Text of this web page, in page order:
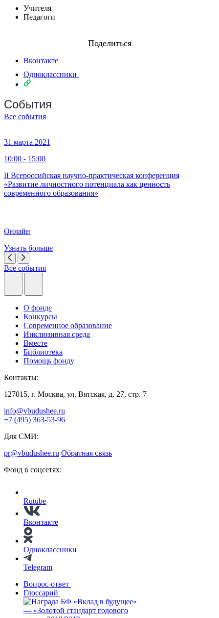
Учителя
Педагоги
Поделиться
Вконтакте
Одноклассники
События
Все события
31 марта 2021
10:00 - 15:00
II Всероссийская научно-практическая конференция
«Развитие личностного потенциала как ценность
современного образования»
Онлайн
Узнать больше
Все события
О фонде
Конкурсы
Современное образование
Инклюзивная среда
Вместе
Библиотека
Помощь фонду
Контакты:
127015, г. Москва, ул. Вятская, д. 27, стр. 7
info@vbudushee.ru
+7 (495) 363-53-96
Для СМИ:
pr@vbudushee.ru Обратная связь
Фонд в соцсетях:
Rutube
Вконтакте
Одноклассники
Telegram
Вопрос-ответ
Глоссарий